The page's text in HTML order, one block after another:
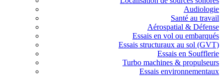
Audiologie
Santé au travail
Aérospatial & Défense
Essais en vol ou embarqués
Essais structuraux au sol (GVT)
Essais en Soufflerie
Turbo machines & propulseurs
Essais environnementaux